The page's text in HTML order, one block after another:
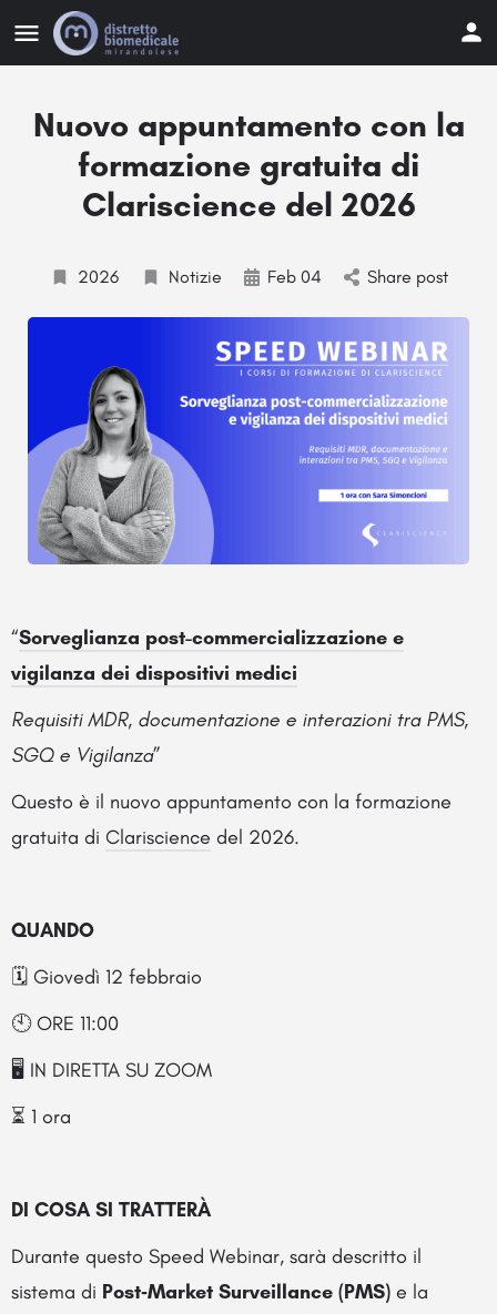
Nuovo appuntamento con la
formazione gratuita di
Clariscience del 2026
2026 Notizie Feb 04 Share post
“Sorveglianza post-commercializzazione e
vigilanza dei dispositivi medici
Requisiti MDR, documentazione e interazioni tra PMS,
SGQ e Vigilanza”
Questo è il nuovo appuntamento con la formazione
gratuita di Clariscience del 2026.
QUANDO
🗓️ Giovedì 12 febbraio
🕙 ORE 11:00
🖥️ IN DIRETTA SU ZOOM
⏳ 1 ora
DI COSA SI TRATTERÀ
Durante questo Speed Webinar, sarà descritto il
sistema di Post‑Market Surveillance (PMS) e la